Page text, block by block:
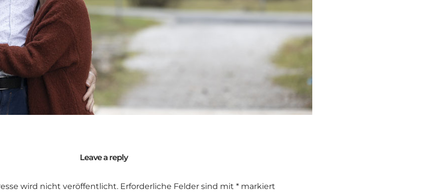
Leave a reply
wird nicht veröffentlicht. Erforderliche Felder sind mit* markiert